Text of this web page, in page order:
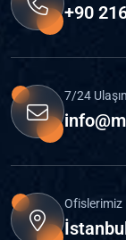
+90
7/24
Ofislerimiz